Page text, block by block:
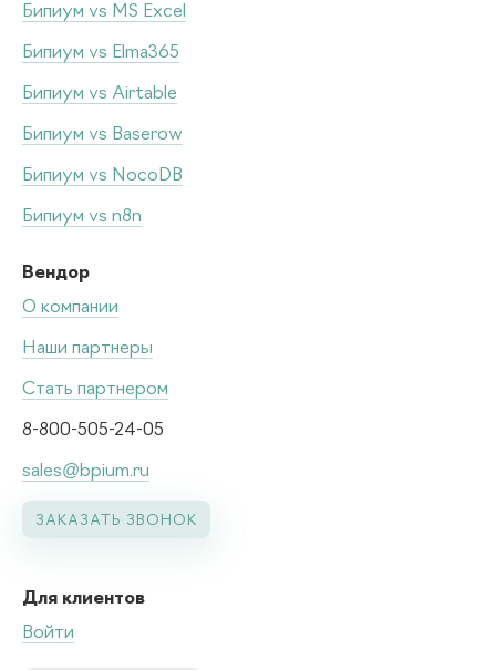
Бипиум vs MS Excel
Бипиум vs Elma365
Бипиум vs Airtable
Бипиум vs Baserow
Бипиум vs NocoDB
Бипиум vs n8n
Вендор
О компании
Наши партнеры
Стать партнером
8-800-505-24-05
sales@bpium.ru
ЗАКАЗАТЬ ЗВОНОК
Для клиентов
Войти